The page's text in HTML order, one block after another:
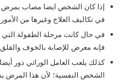
إذا كان الشخص ايضا مصاب بمرض
في تكاليف العلاج وغيرها من
في حال كانت مرحلة الطفولة
فإنه معرض للإصابة بالخوف
كذلك يلعب العامل الوراثي دور
الشخص النفسية؛ لأن هذا المرض